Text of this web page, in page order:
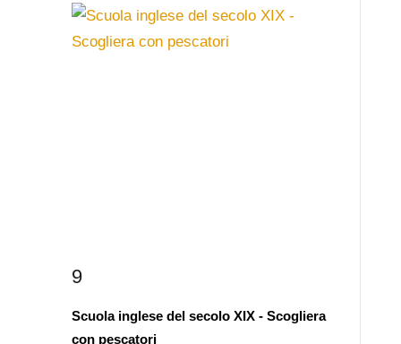
9
Scuola inglese del secolo XIX - Scogliera
con pescatori